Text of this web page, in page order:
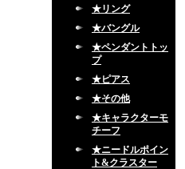
★リング
★バングル
★ペンダントトッ
プ
★ピアス
★その他
★キャラクターモ
チーフ
★ニードルポイン
ト&クラスター